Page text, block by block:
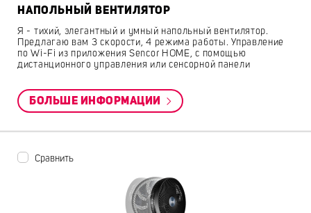
НАПОЛЬНЫЙ ВЕНТИЛЯТОР
Я - тихий, элегантный и умный напольный вентилятор.
Предлагаю вам 3 скорости, 4 режима работы. Управление
по Wi-Fi из приложения Sencor HOME, с помощью
дистанционного управления или сенсорной панели
БОЛЬШЕ ИНФОРМАЦИИ
Сравнить